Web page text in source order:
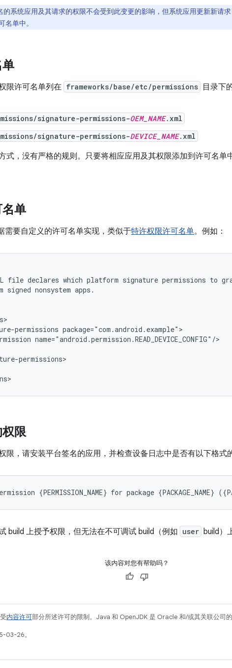
的系统应用及其请求的权限不会受到此变更的影响，但系统应用更新新请
名单中。
限许可名单列在 frameworks/base/etc/permissions
目录下
signature-permissions-OEM_NAME.xml
signature-permissions-DEVICE_NAME.xml
式，没有严格的规则。只要将相应应用及其权限添加到许可名单
单
需要自定义的许可名单实现，类似于特许权限许可名单。例如：
file declares which platform signature permissions to
signed nonsystem
permissions
限
限，请安装平台签名的应用，并检查设备日志中是否有以下格式
build 上授予权限，但无法在不可调试 build（例如 user build）
该内容对您有帮助吗？
内容许可部分所述许可的限制。Java 和 OpenJDK 是 Oracle 和/或其关联公司的
03-26。